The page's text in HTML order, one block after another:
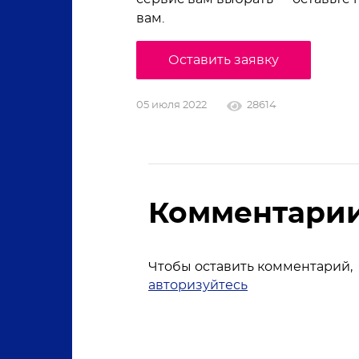
вам.
Оставить заявку
05 июля 2022 28614
Чтобы оставить комментарий,
авторизуйтесь